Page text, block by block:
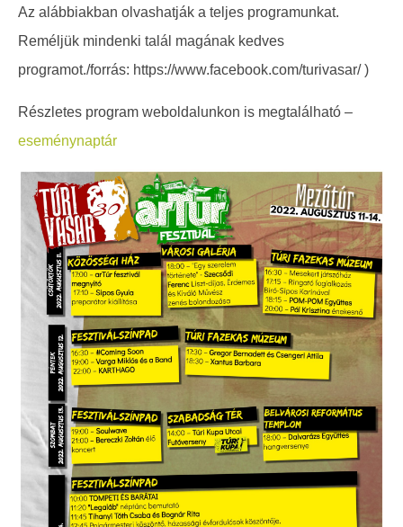
Az alábbiakban olvashatják a teljes programunkat.
Reméljük mindenki talál magának kedves
programot./forrás: https://www.facebook.com/turivasar/ )
Részletes program weboldalunkon is megtalálható –
eseménynaptár